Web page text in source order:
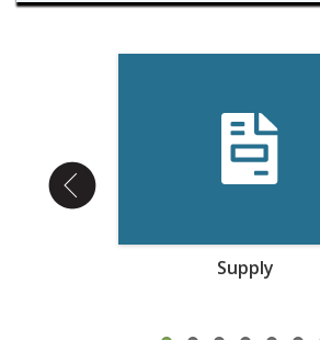
Supply